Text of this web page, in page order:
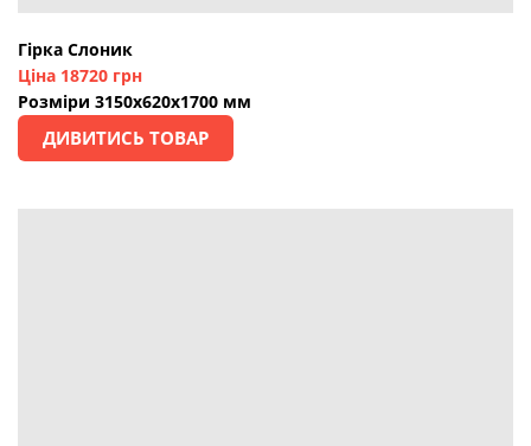
Гірка Слоник
Ціна 18720 грн
Розміри 3150х620х1700 мм
ДИВИТИСЬ ТОВАР